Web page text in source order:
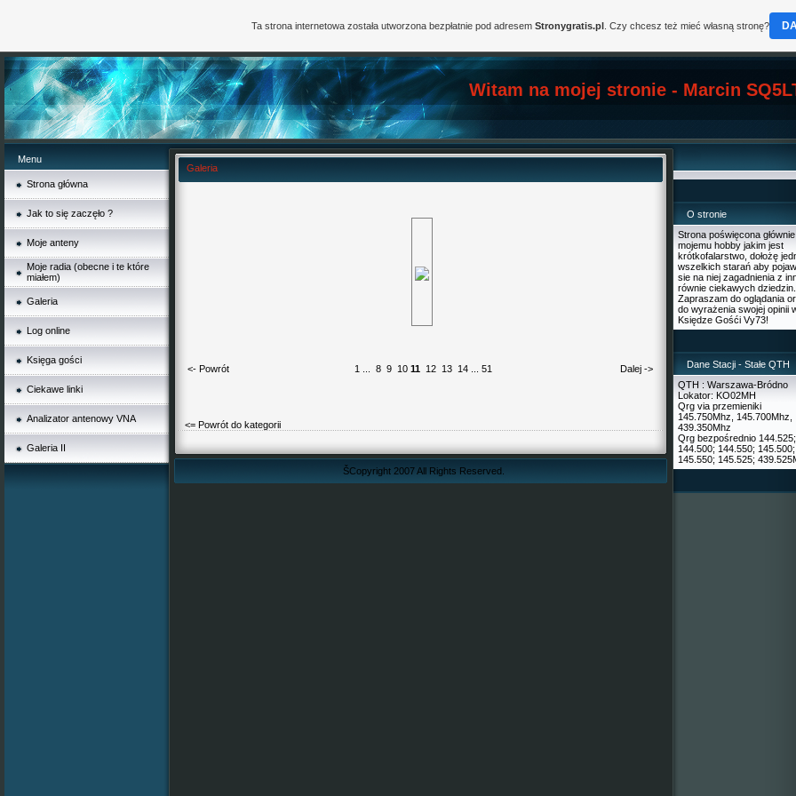
Witam na mojej stronie - Marcin
Menu
Strona główna
Jak to się zaczęło ?
Moje anteny
Moje radia (obecne i te które
miałem)
Galeria
Log online
Księga gości
Ciekawe linki
Analizator antenowy VNA
Galeria II
Galeria
<- Powrót 1 8 9 10 11 12 13 14... 51 Dalej ->
<= Powrót do kategorii
ŠCopyright 2007 All Rights Reserved.
O stronie
Strona poświęcona głównie
mojemu hobby jakim jest
krótkofalarstwo, dołożę
wszelkich starań aby
sie na niej zagadnienia z
równie ciekawych dziedzin.
Zapraszam do oglądania
do wyrażenia swojej opinii
Księdze Gośći Vy73!
Dane Stacji - Stałe QTH
QTH : Warszawa-Bródno
Lokator: KO02MH
Qrg via przemieniki
145.750Mhz, 145.700Mhz,
439.350Mhz
Qrg bezpośrednio 144.525;
144.500; 144.550; 145.500;
145.550; 145.525;
Ta strona internetowa została utworzona bezpłatnie pod adresem Stronygratis.pl. Czy chcesz też mieć własną stronę?